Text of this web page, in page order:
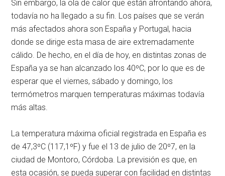
Sin embargo, la ola de calor que están afrontando ahora,
todavía no ha llegado a su fin. Los países que se verán
más afectados ahora son España y Portugal, hacia
donde se dirige esta masa de aire extremadamente
cálido. De hecho, en el día de hoy, en distintas zonas de
España ya se han alcanzado los 40ºC, por lo que es de
esperar que el viernes, sábado y domingo, los
termómetros marquen temperaturas máximas todavía
más altas.
La temperatura máxima oficial registrada en España es
de 47,3ºC (117,1ºF) y fue el 13 de julio de 20º7, en la
ciudad de Montoro, Córdoba. La previsión es que, en
esta ocasión, se pueda superar con facilidad en distintas